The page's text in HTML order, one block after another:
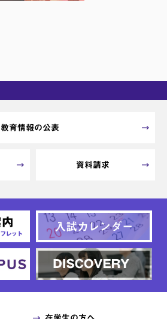
教育情報の公表
資料請求